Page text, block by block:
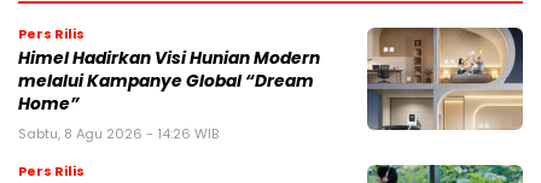
Pers Rilis
Himel Hadirkan Visi Hunian Modern
melalui Kampanye Global “Dream
Home”
Sabtu, 8 Agu 2026 - 14:26 WIB
Pers Rilis